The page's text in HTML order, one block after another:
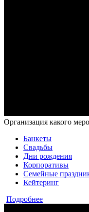
Организация какого
Банкеты
Свадьбы
Дни рождения
Корпоративы
Семейные
Кейтеринг
Подробнее